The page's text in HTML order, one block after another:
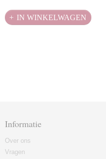
IN WINKELWAGEN
Informatie
Over ons
Vragen